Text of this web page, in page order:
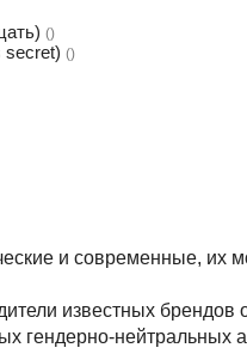
()
secret) ()
и современные, их
известных
гендерно-нейтральных